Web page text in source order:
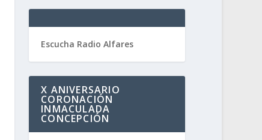
Escucha Radio Alfares
X ANIVERSARIO
CORONACIÓN
INMACULADA
CONCEPCIÓN